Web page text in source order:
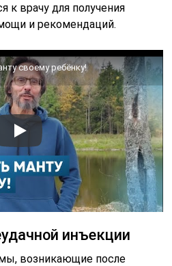
к врачу для получения
и рекомендаций.
своему ребёнку!
инъекции
возникающие после